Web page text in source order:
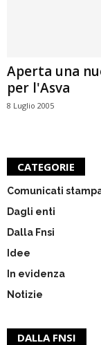
Aperta una
per l'Asva
8 Luglio 2005
CATEGORIE
Comunicati
Dagli enti
Dalla Fnsi
Idee
In evidenza
Notizie
DALLA FNSI